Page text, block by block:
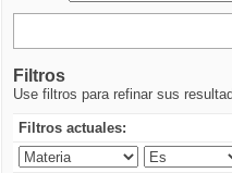
Filtros
Use filtros para refinar sus
Filtros actuales: